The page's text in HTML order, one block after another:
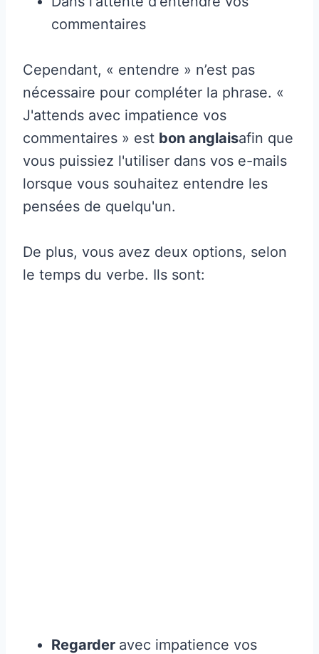
commentaires
Cependant, « entendre » n’est pas
nécessaire pour compléter la phrase. «
J'attends avec impatience vos
commentaires » est bon anglaisafin que
vous puissiez l'utiliser dans vos e-mails
lorsque vous souhaitez entendre les
pensées de quelqu'un.
De plus, vous avez deux options, selon
le temps du verbe. Ils sont:
Regarder avec impatience vos